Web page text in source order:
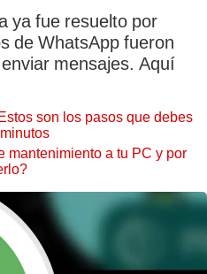
ya fue resuelto por
de WhatsApp fueron
mensajes. Aquí
son los pasos que debes
mantenimiento a tu PC y por